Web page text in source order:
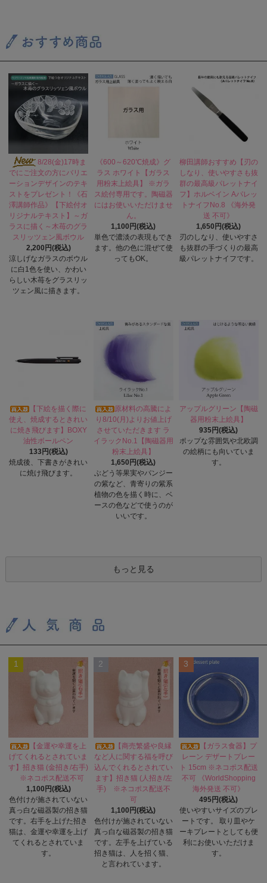
8/28(金)17時ま
でにご注文の方にバリエ
ーションデザインのテキ
ストをプレゼント！《石
澤講師作品》【下絵付オ
リジナルテキスト】～ガ
ラスに描く～木苺のグラ
スリッツェン風ボウル
2,200円(税込)
涼しげなガラスのボウル
に白1色を使い、かわい
らしい木苺をグラスリッ
ツェン風に描きます。
《600～620℃焼成》グ
ラス ホワイト【ガラス
用粉末上絵具】 ※ガラ
ス絵付専用です。陶磁器
にはお使いいただけませ
ん。
1,100円(税込)
単色で濃淡の表現もでき
ます。他の色に混ぜて使
ってもOK。
柳田講師おすすめ【刃の
しなり、使いやすさも抜
群の最高級パレットナイ
フ】ホルベイン Aパレッ
トナイフNo.8 《海外発
送 不可》
1,650円(税込)
刃のしなり、使いやすさ
も抜群の手づくりの最高
級パレットナイフです。
【下絵を描く際に
使え、焼成するときれい
に焼き飛びます】BOXY
油性ボールペン
133円(税込)
焼成後、下書きがきれい
に焼け飛びます。
原材料の高騰によ
り8/10(月)よりお値上げ
させていただきます ラ
イラックNo.1【陶磁器用
粉末上絵具】
1,650円(税込)
ぶどう等果実やパンジー
の紫など、青寄りの紫系
植物の色を描く時に、ベ
ースの色などで使うのが
いいです。
アップルグリーン【陶磁
器用粉末上絵具】
935円(税込)
ポップな雰囲気や北欧調
の絵柄にも向いていま
す。
もっと見る
1
【金運や幸運を上
げてくれるとされていま
す】招き猫 (金招き/右手)
※ネコポス配送不可
1,100円(税込)
色付けが施されていない
真っ白な磁器製の招き猫
です。右手を上げた招き
猫は、金運や幸運を上げ
てくれるとされていま
す。
2
【商売繁盛や良縁
など人に関する福を呼び
込んでくれるとされてい
ます】招き猫 (人招き/左
手) ※ネコポス配送不
可
1,100円(税込)
色付けが施されていない
真っ白な磁器製の招き猫
です。左手を上げている
招き猫は、人を招く猫、
と言われています。
3
【ガラス食器】プ
レーン デザートプレー
ト 15cm ※ネコポス配送
不可 《WorldShopping
海外発送 不可》
495円(税込)
使いやすいサイズのプレ
ートです。 取り皿やケ
ーキプレートとしても便
利にお使いいただけま
す。